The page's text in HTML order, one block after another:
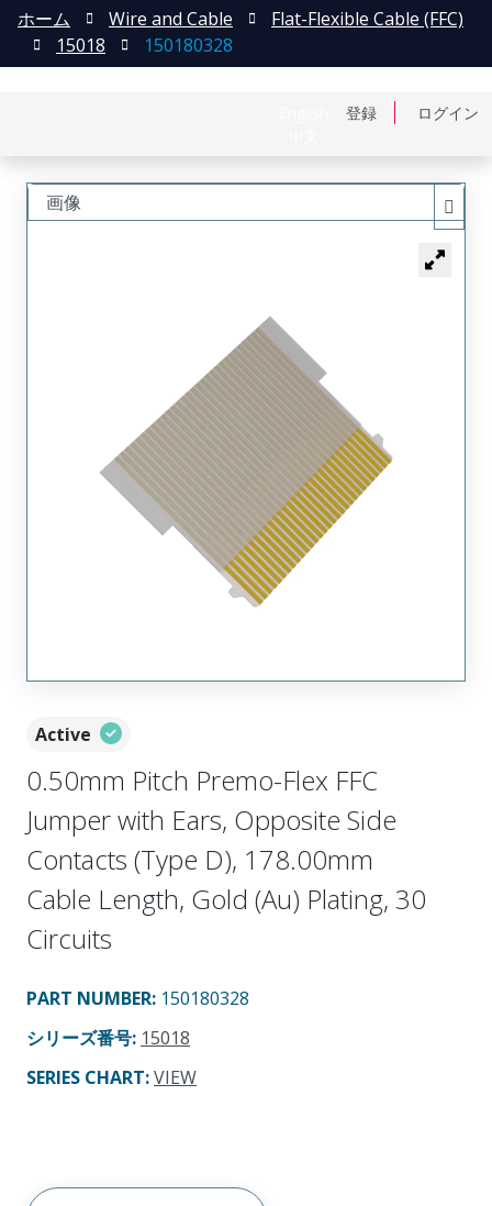
登録 ログイン
ホーム Wire and Cable
Flat-Flexible Cable (FFC)
15018
150180328
Active
0.50mm Pitch Premo-Flex FFC
Jumper with Ears, Opposite Side
Contacts (Type D), 178.00mm
Cable Length, Gold (Au) Plating, 30
Circuits
PART NUMBER: 150180328
シリーズ番号: 15018
SERIES CHART:VIEW
画像